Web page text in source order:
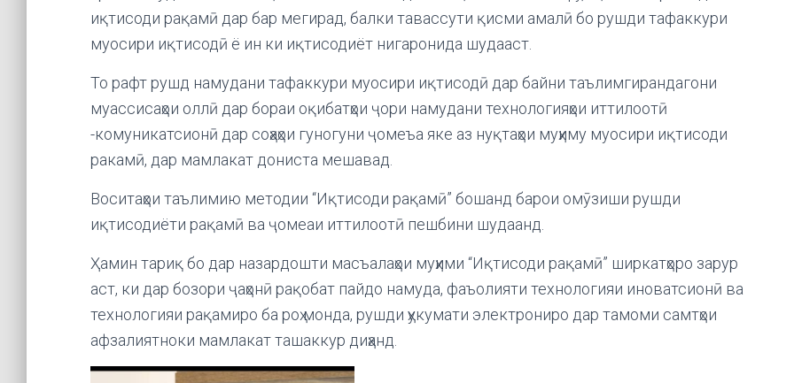
иқтисоди рақамӣ дар бар мегирад, балки тавассути қисми амалӣ бо рушди тафаккури
муосири иқтисодӣ ё ин ки иқтисодиёт нигаронида шудааст.
То рафт рушд намудани тафаккури муосири иқтисодӣ дар байни таълимгирандагони
муассисаҳои оллӣ дар бораи оқибатҳои ҷори намудани технологияҳои иттилоотӣ
-комуникатсионӣ дар соҳаҳои гуногуни ҷомеъа яке аз нуқтаҳои муҳиму муосири иқтисоди
ракамӣ, дар мамлакат дониста мешавад.
Воситаҳои таълимию методии “Иқтисоди рақамӣ” бошанд барои омӯзиши рушди
иқтисодиёти рақамӣ ва ҷомеаи иттилоотӣ пешбини шудаанд.
Ҳамин тариқ бо дар назардошти масъалаҳои муҳими “Иқтисоди рақамӣ” ширкатҳоро зарур
аст, ки дар бозори ҷаҳонӣ рақобат пайдо намуда, фаъолияти технологияи иноватсионӣ ва
технологияи рақамиро ба роҳ монда, рушди ҳукумати электрониро дар тамоми самтҳои
афзалиятноки мамлакат ташаккур диҳанд.